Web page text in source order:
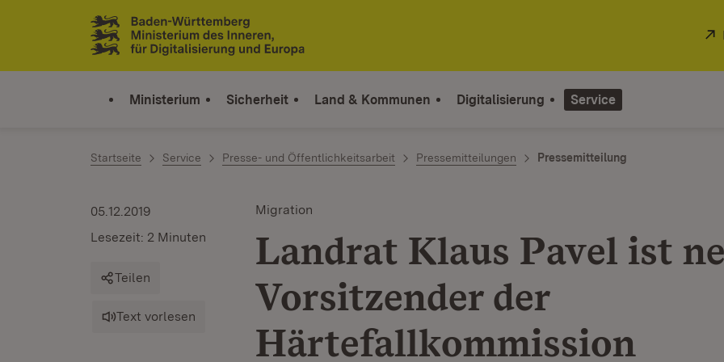
Zum Inhalt springen
Link zur Startseite
Ministerium Sicherheit Land & Kommunen Digitalisierung Service
Startseite Service Presse- und Öffentlichkeitsarbeit Pressemitteilungen Pressemitteilung
Migration
Landrat Klaus Pavel ist
Vorsitzender der
Härtefallkommission
05.12.2019
Lesezeit: 2 Minuten
Teilen
Text vorlesen